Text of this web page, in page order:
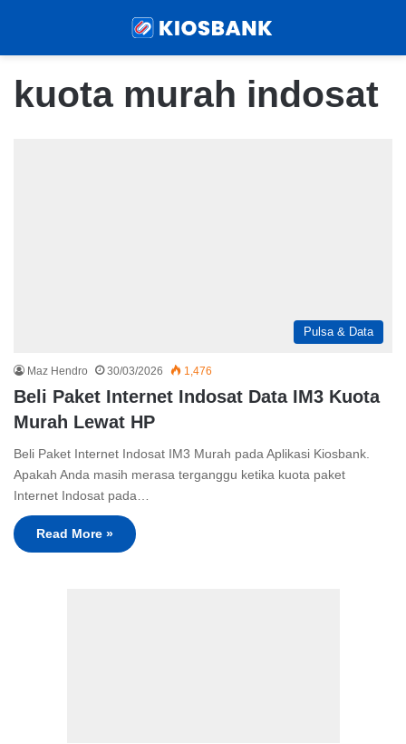
kuota murah indosat
Pulsa & Data
Maz Hendro 30/03/2026 1,476
Beli Paket Internet Indosat Data IM3 Kuota
Murah Lewat HP
Beli Paket Internet Indosat IM3 Murah pada Aplikasi Kiosbank.
Apakah Anda masih merasa terganggu ketika kuota paket
Internet Indosat pada…
Read More »